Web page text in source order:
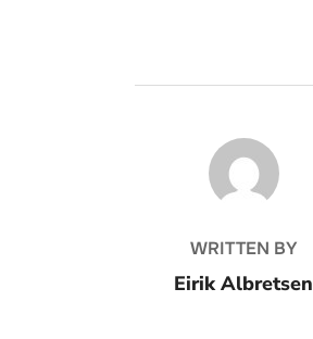
BEITRAGSAUTOR
WRITTEN BY
Eirik Albretsen